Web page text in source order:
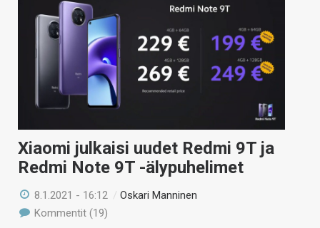
Xiaomi julkaisi uudet Redmi 9T ja
Redmi Note 9T -älypuhelimet
8.1.2021 - 16:12 /Oskari Manninen
Kommentit (19)